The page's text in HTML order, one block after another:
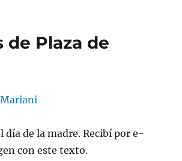
de Plaza de
día de la madre. Recibí por e-
con este texto.